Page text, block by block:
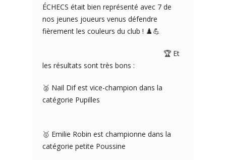
ÉCHECS était bien représenté avec 7 de
nos jeunes joueurs venus défendre
fièrement les couleurs du club ! ♟️💪
🏆 Et
les résultats sont très bons :
🥈 Nail Dif est vice-champion dans la
catégorie Pupilles
🥇 Emilie Robin est championne dans la
catégorie petite Poussine